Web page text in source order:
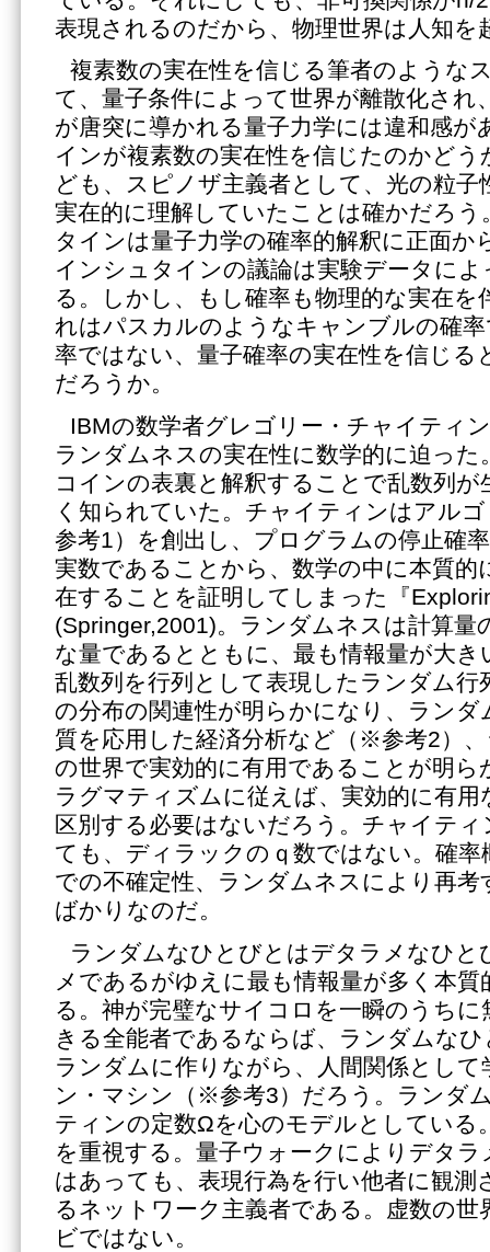
表現されるのだから、物理世界は人知を
複素数の実在性を信じる筆者のような
て、量子条件によって世界が離散化され
が唐突に導かれる量子力学には違和感が
インが複素数の実在性を信じたのかど
ども、スピノザ主義者として、光の粒子
実在的に理解していたことは確かだろ
タインは量子力学の確率的解釈に正面か
インシュタインの議論は実験データに
る。しかし、もし確率も物理的な実在を
れはパスカルのようなキャンブルの確
率ではない、量子確率の実在性を信じ
だろうか。
IBMの数学者グレゴリー・チャイティ
ランダムネスの実在性に数学的に迫った
コインの表裏と解釈することで乱数列
く知られていた。チャイティンはアル
参考1）を創出し、プログラムの停止確
実数であることから、数学の中に本質
在することを証明してしまった『
(Springer,2001)。ランダムネスは計算量
な量であるとともに、最も情報量が大
乱数列を行列として表現したランダム行
の分布の関連性が明らかになり、ランダ
質を応用した経済分析など（※参考2）
の世界で実効的に有用であることが明
ラグマティズムに従えば、実効的に有用
区別する必要はないだろう。チャイテ
ても、ディラックのｑ数ではない。確率
での不確定性、ランダムネスにより再
ばかりなのだ。
ランダムなひとびとはデタラメなひと
メであるがゆえに最も情報量が多く本
る。神が完璧なサイコロを一瞬のうち
きる全能者であるならば、ランダムな
ランダムに作りながら、人間関係とし
ン・マシン（※参考3）だろう。ランダ
ティンの定数Ωを心のモデルとしている
を重視する。量子ウォークによりデタ
はあっても、表現行為を行い他者に観測
るネットワーク主義者である。虚数の
ビではない。